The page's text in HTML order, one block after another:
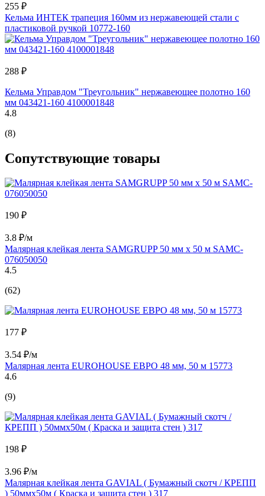
255 ₽
Кельма ИНТЕК трапеция 160мм из нержавеющей стали с
пластиковой ручкой 10772-160
288 ₽
Кельма Управдом "Треугольник" нержавеющее полотно 160
мм 043421-160 4100001848
4.8
(8)
Сопутствующие товары
190 ₽
3.8 ₽/м
Малярная клейкая лента SAMGRUPP 50 мм х 50 м SAMC-
076050050
4.5
(62)
177 ₽
3.54 ₽/м
Малярная лента EUROHOUSE ЕВРО 48 мм, 50 м 15773
4.6
(9)
198 ₽
3.96 ₽/м
Малярная клейкая лента GAVIAL ( Бумажный скотч / КРЕПП
) 50ммх50м ( Краска и защита стен ) 317